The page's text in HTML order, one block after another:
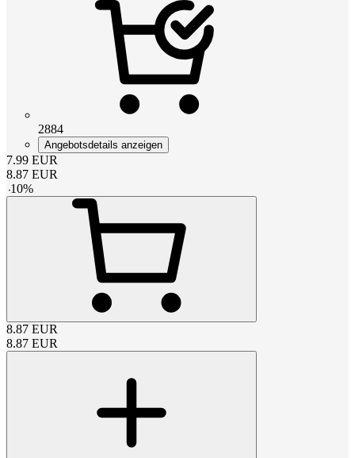
2884
Angebotsdetails anzeigen
7.99 EUR
8.87 EUR
-10%
8.87 EUR
8.87 EUR